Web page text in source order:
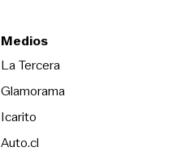
Medios
La Tercera
Glamorama
Icarito
Auto.cl